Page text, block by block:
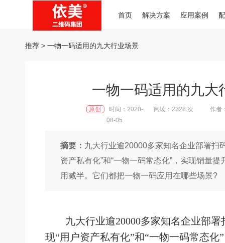
首页 解决方案 应用案例
推荐 > 一物一码适用的九大行业场景
一物一码适用的九大
原创
时间：2020-
08-05
阅读：2328 次 作者
摘要： 九大行业逾20000多家知名企业部署扫
资产私有化”和“一物一码常态化”，实现销量
用减半。它们都把一物一码应用在哪些场景?
九大行业逾20000多家知名企业部
现“用户资产私有化”和“一物一码常态化